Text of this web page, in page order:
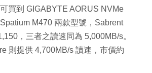
買到 GIGABYTE AORUS NVMe
M470 兩款型號，Sabrent
，三者之讀速同為 5,000MB/s。
則提供 4,700MB/s 讀速，市價約